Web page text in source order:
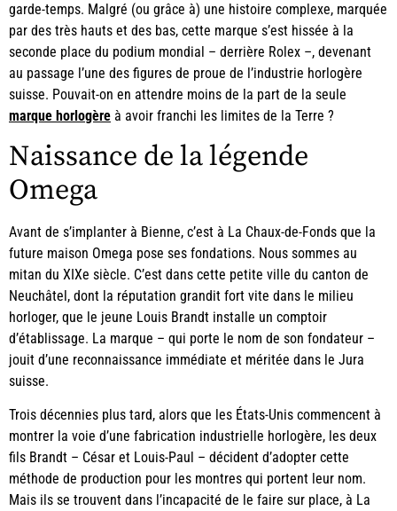
garde-temps. Malgré (ou grâce à) une histoire complexe, marquée
par des très hauts et des bas, cette marque s’est hissée à la
seconde place du podium mondial – derrière Rolex –, devenant
au passage l’une des figures de proue de l’industrie horlogère
suisse. Pouvait-on en attendre moins de la part de la seule
marque horlogère à avoir franchi les limites de la Terre ?
Naissance de la légende
Omega
Avant de s’implanter à Bienne, c’est à La Chaux-de-Fonds que la
future maison Omega pose ses fondations. Nous sommes au
mitan du XIXe siècle. C’est dans cette petite ville du canton de
Neuchâtel, dont la réputation grandit fort vite dans le milieu
horloger, que le jeune Louis Brandt installe un comptoir
d’établissage. La marque – qui porte le nom de son fondateur –
jouit d’une reconnaissance immédiate et méritée dans le Jura
suisse.
Trois décennies plus tard, alors que les États-Unis commencent à
montrer la voie d’une fabrication industrielle horlogère, les deux
fils Brandt – César et Louis-Paul – décident d’adopter cette
méthode de production pour les montres qui portent leur nom.
Mais ils se trouvent dans l’incapacité de le faire sur place, à La